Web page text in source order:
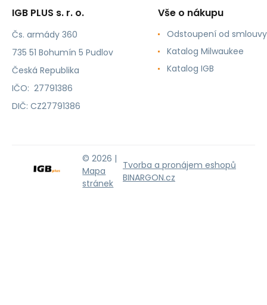
IGB PLUS s. r. o.
Čs. armády 360
735 51 Bohumín 5 Pudlov
Česká Republika
IČO: 27791386
DIČ: CZ27791386
Vše o nákupu
Odstoupení od smlouvy
Katalog Milwaukee
Katalog IGB
© 2026 |
Mapa
stránek
Tvorba a pronájem eshopů
BINARGON.cz